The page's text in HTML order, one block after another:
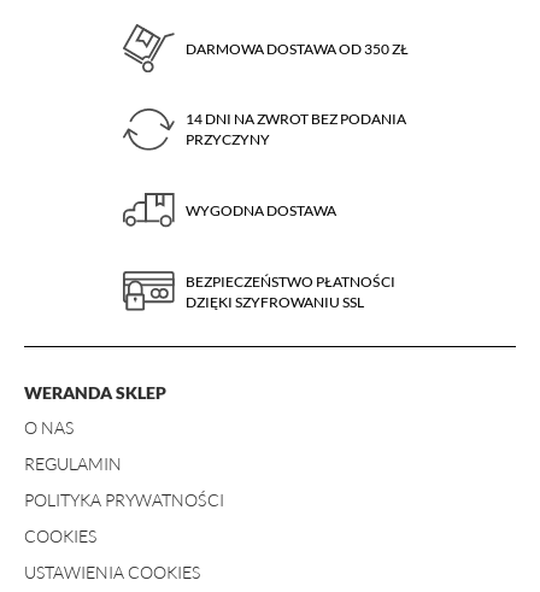
DARMOWA DOSTAWA OD 350 ZŁ
14 DNI NA ZWROT BEZ PODANIA
PRZYCZYNY
WYGODNA DOSTAWA
BEZPIECZEŃSTWO PŁATNOŚCI
DZIĘKI SZYFROWANIU SSL
WERANDA SKLEP
O NAS
REGULAMIN
POLITYKA PRYWATNOŚCI
COOKIES
USTAWIENIA COOKIES